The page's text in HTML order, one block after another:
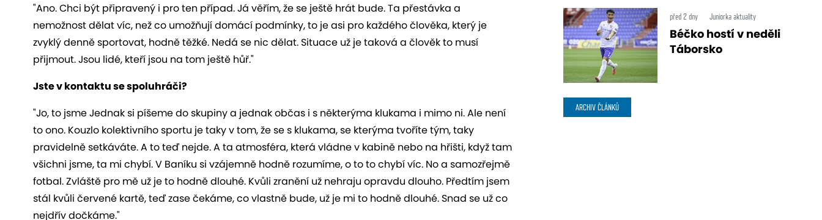
"Ano. Chci být připravený i pro ten případ. Já věřím, že se ještě hrát bude. Ta přestávka a
nemožnost dělat víc, než co umožňují domácí podmínky, to je asi pro každého člověka, který je
zvyklý denně sportovat, hodně těžké. Nedá se nic dělat. Situace už je taková a člověk to musí
přijmout. Jsou lidé, kteří jsou na tom ještě hůř."
Jste v kontaktu se spoluhráči?
"Jo, to jsme Jednak si píšeme do skupiny a jednak občas i s některýma klukama i mimo ni. Ale není
to ono. Kouzlo kolektivního sportu je taky v tom, že se s klukama, se kterýma tvoříte tým, taky
pravidelně setkáváte. A to teď nejde. A ta atmosféra, která vládne v kabině nebo na hřišti, když tam
všichni jsme, ta mi chybí. V Baníku si vzájemně hodně rozumíme, o to to chybí víc. No a samozřejmě
fotbal. Zvláště pro mě už je to hodně dlouhé. Kvůli zranění už nehraju opravdu dlouho. Předtím jsem
stál kvůli červené kartě, teď zase čekáme, co vlastně bude, už je mi to hodně dlouhé. Snad se už co
nejdřív dočkáme."
před 2 dny Juniorka aktuality
Béčko hostí v neděli
Táborsko
ARCHIV ČLÁNKŮ